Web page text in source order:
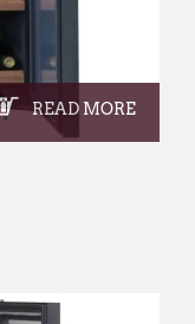
READ MORE